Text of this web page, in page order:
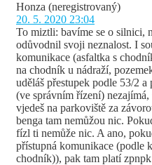
Honza (neregistrovaný)
20. 5. 2020 23:04
To miztli: bavíme se o silnici,
odůvodnil svoji neznalost. I
komunikace (asfaltka s
na chodník u nádraží,
uděláš přestupek podle 53/2
(ve správním řízení)
vjedeš na parkoviště za
benga tam nemůžou nic.
fízl ti nemůže nic. A ano,
přístupná komunikace (podle
chodník)), pak tam platí